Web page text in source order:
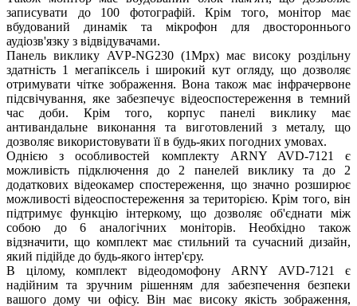
записувати до 100 фотографій. Крім того, монітор має
вбудований динамік та мікрофон для двостороннього
аудіозв'язку з відвідувачами.
Панель виклику AVP-NG230 (1Mpx) має високу роздільну
здатність 1 мегапіксель і широкий кут огляду, що дозволяє
отримувати чітке зображення. Вона також має інфрачервоне
підсвічування, яке забезпечує відеоспостереження в темний
час доби. Крім того, корпус панелі виклику має
антивандальне виконання та виготовлений з металу, що
дозволяє використовувати її в будь-яких погодних умовах.
Однією з особливостей комплекту ARNY AVD-7121 є
можливість підключення до 2 панелей виклику та до 2
додаткових відеокамер спостереження, що значно розширює
можливості відеоспостереження за територією. Крім того, він
підтримує функцію інтеркому, що дозволяє об'єднати між
собою до 6 аналогічних моніторів. Необхідно також
відзначити, що комплект має стильний та сучасний дизайн,
який підійде до будь-якого інтер'єру.
В цілому, комплект відеодомофону ARNY AVD-7121 є
надійним та зручним рішенням для забезпечення безпеки
вашого дому чи офісу. Він має високу якість зображення,